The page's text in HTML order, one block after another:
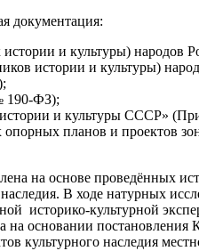
документация:
истории и культуры)
истории и культуры)
190-ФЗ);
и культуры СССР»
планов и проектов
на основе проведённых
В ходе натурных
историко-культурной
на основании
культурного наследия